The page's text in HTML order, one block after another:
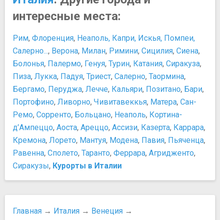
Церковь Сан-Стае
Церковь Святых Апостолов
Прочее
Библиотека Марчиана
Дорсодуро
Мастерская масок
Остров Мурано
Остров-кладбище Сан-Микеле
Рынок Rialto Market
Муранское стекло
Смотровая площадка
Персоны
Виктор Эммануил II – Первый король единой Италии
Гай Юлий Цезарь
Галилео Галилей
Караваджо
Леонардо да Винчи
Микеланджело
Тициано Вечеллио
Развлечения и отдых
Куда пойти с детьми
Ночные клубы, развлечения
Tax-free в Италии
Как подобрать размер итальянских джинсов
интересные места:
Рим, Флоренция, Неаполь, Капри, Искья, Помпеи,
Салерно..., Верона, Милан, Римини, Сицилия, Сиена,
Болонья, Палермо, Генуя, Турин, Катания, Сиракуза,
Пиза, Лукка, Падуя, Триест, Салерно, Таормина,
Бергамо, Перуджа, Лечче, Кальяри, Позитано, Бари,
Портофино, Ливорно, Чивитавеккья, Матера, Сан-
Ремо, Сорренто, Больцано, Неаполь, Кортина-
д’Ампеццо, Аоста, Ареццо, Ассизи, Казерта, Каррара,
Кремона, Лорето, Мантуя, Модена, Павия, Пьяченца,
Равенна, Сполето, Таранто, Феррара, Агридженто,
Сиракузы, Курорты в Италии
Главная → Италия → Венеция →